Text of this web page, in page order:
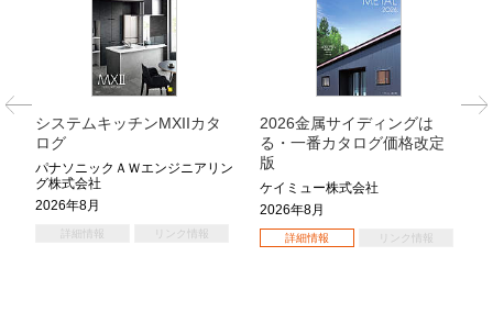
システムキッチンMXIIカタ
ログ
パナソニックＡＷエンジニアリン
グ株式会社
2026年8月
詳細情報 リンク情報
2026金属サイディングは
る・一番カタログ価格改定
版
ケイミュー株式会社
2026年8月
詳細情報 リンク情報